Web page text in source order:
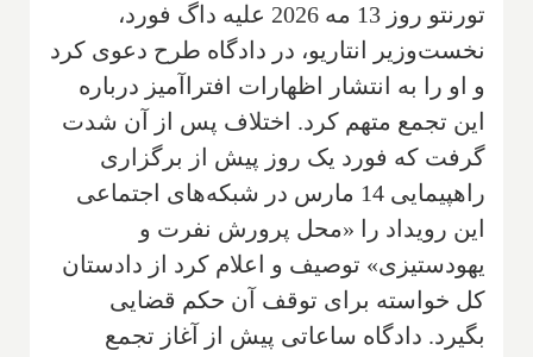
تورنتو روز 13 مه 2026 علیه داگ فورد،
نخست‌وزیر انتاریو، در دادگاه طرح دعوی کرد
و او را به انتشار اظهارات افترا‌آمیز درباره
این تجمع متهم کرد. اختلاف پس از آن شدت
گرفت که فورد یک روز پیش از برگزاری
راهپیمایی 14 مارس در شبکه‌های اجتماعی
این رویداد را «محل پرورش نفرت و
یهودستیزی» توصیف و اعلام کرد از دادستان
کل خواسته برای توقف آن حکم قضایی
بگیرد. دادگاه ساعاتی پیش از آغاز تجمع